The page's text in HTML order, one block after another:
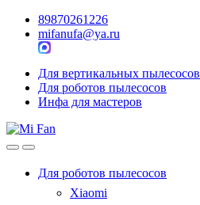
89870261226
mifanufa@ya.ru
Для вертикальных пылесосов
Для роботов пылесосов
Инфа для мастеров
Для роботов пылесосов
Xiaomi